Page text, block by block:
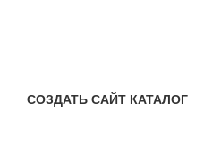
СОЗДАТЬ САЙТ КАТАЛОГ